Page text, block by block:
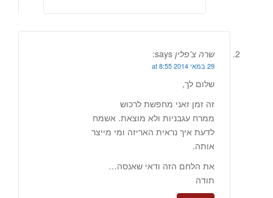
שרה צ'פלין says:
29 במאי 2014 at 8:55
שלום לך,
זה זמן זאני מחפשת לרכוש
ממרח עגבניות ולא מוצאת. אשמח
לדעת איך נראית האריזה ומי מייצר
אותה.
את הלחם הזה ודאי שאנסה…
תודה